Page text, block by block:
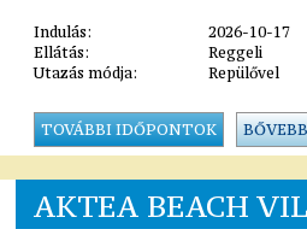
Indulás:
2026-10-17
Ellátás:
Reggeli
Utazás módja:
Repülővel
TOVÁBBI IDŐPONTOK
AKTEA BEACH